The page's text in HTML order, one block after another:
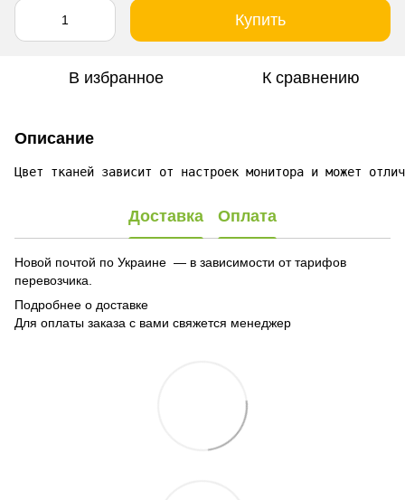
Купить
В избранное К сравнению
Описание
Цвет тканей зависит от настроек монитора и может
Доставка Оплата
Новой почтой по Украине — в зависимости от тарифов
перевозчика.
Подробнее о доставке
Для оплаты заказа с вами свяжется менеджер